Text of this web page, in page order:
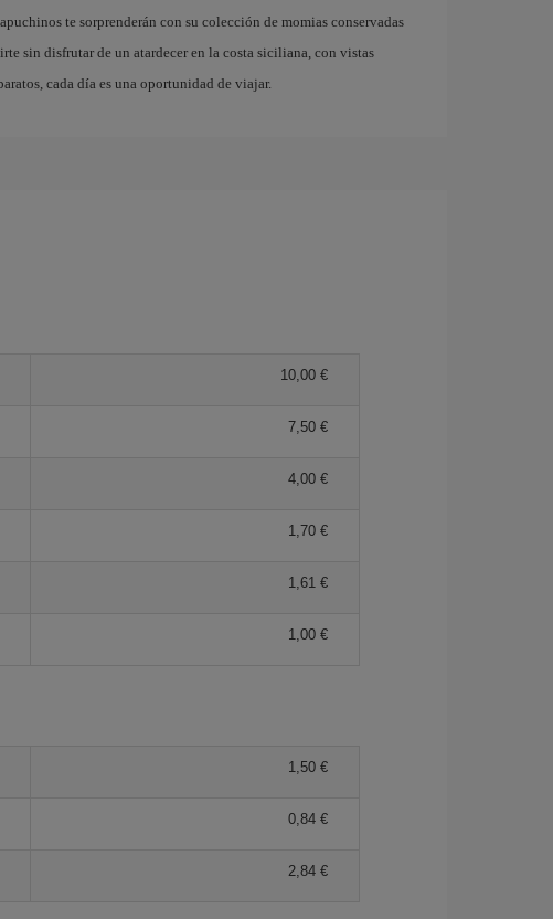
te sorprenderán con su colección de momias conservadas
sin disfrutar de un atardecer en la costa siciliana, con vistas
cada día es una oportunidad de viajar.
10,00 €
7,50 €
4,00 €
1,70 €
1,61 €
1,00 €
1,50 €
0,84 €
2,84 €